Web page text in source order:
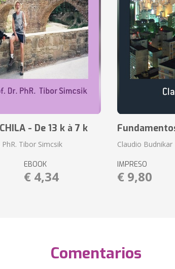
- De 13 k à 7 k
Tibor Simcsik
EBOOK
€ 4,34
Claudio Budnikar
IMPRESO
€ 9,80
Comentarios